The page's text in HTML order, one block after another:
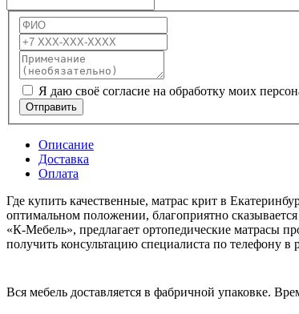
Я даю своё согласие на обработку моих
Отправить
Описание
Доставка
Оплата
Где купить качественные, матрас крит в
оптимальном положении, благоприятно
«К-Мебель», предлагает ортопедические матрасы
получить консультацию специалиста по телефону в
Вся мебель доставляется в фабричной упаковке.